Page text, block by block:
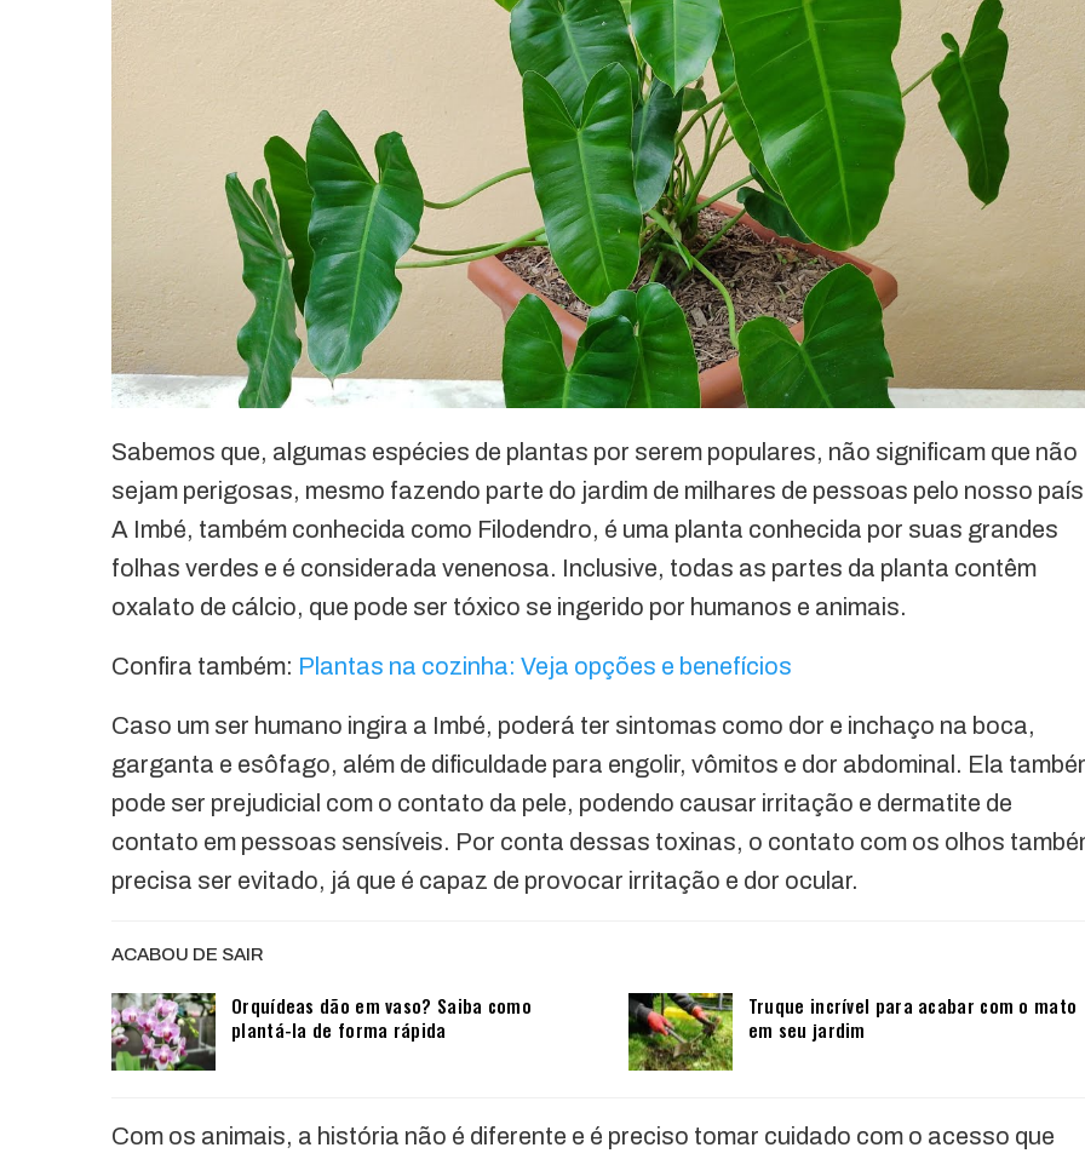
Sabemos que, algumas espécies de plantas por serem populares, não significam que não
sejam perigosas, mesmo fazendo parte do jardim de milhares de pessoas pelo nosso
A Imbé, também conhecida como Filodendro, é uma planta conhecida por suas grandes
folhas verdes e é considerada venenosa. Inclusive, todas as partes da planta contêm
oxalato de cálcio, que pode ser tóxico se ingerido por humanos e animais.
Confira também: Plantas na cozinha: Veja opções e benefícios
Caso um ser humano ingira a Imbé, poderá ter sintomas como dor e inchaço na boca,
garganta e esôfago, além de dificuldade para engolir, vômitos e dor abdominal. Ela
pode ser prejudicial com o contato da pele, podendo causar irritação e dermatite de
contato em pessoas sensíveis. Por conta dessas toxinas, o contato com os olhos
precisa ser evitado, já que é capaz de provocar irritação e dor ocular.
ACABOU DE SAIR
Orquídeas dão em vaso? Saiba como
plantá-la de forma rápida
Truque incrível para acabar com o mato
em seu jardim
Com os animais, a história não é diferente e é preciso tomar cuidado com o acesso que